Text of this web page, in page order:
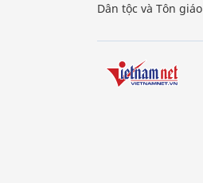
Dân tộc và Tôn giáo